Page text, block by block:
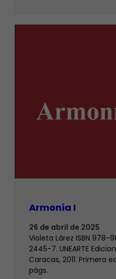
Armonía I
26 de abril de 2025
Violeta Lárez ISBN 978-
2445-7. UNEARTE
Caracas, 2011. Primera
págs.